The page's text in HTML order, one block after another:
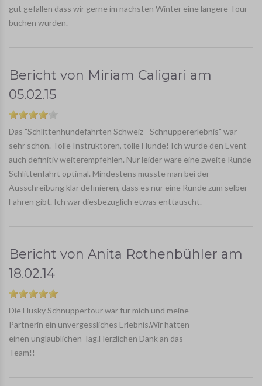
gut gefallen dass wir gerne im nächsten Winter eine längere Tour
buchen würden.
Bericht von Miriam Caligari am
05.02.15
Das "Schlittenhundefahrten Schweiz - Schnuppererlebnis" war
sehr schön. Tolle Instruktoren, tolle Hunde! Ich würde den Event
auch definitiv weiterempfehlen. Nur leider wäre eine zweite Runde
Schlittenfahrt optimal. Mindestens müsste man bei der
Ausschreibung klar definieren, dass es nur eine Runde zum selber
Fahren gibt. Ich war diesbezüglich etwas enttäuscht.
Bericht von Anita Rothenbühler am
18.02.14
Die Husky Schnuppertour war für mich und meine
Partnerin ein unvergessliches Erlebnis.Wir hatten
einen unglaublichen Tag.Herzlichen Dank an das
Team!!